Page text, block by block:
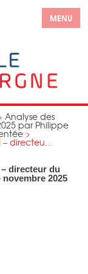
MENU
Analyse des
par Philippe
>
directeu...
directeur du
2025